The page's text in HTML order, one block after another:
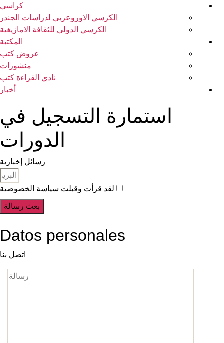
كراسي
الكرسي الاوروعربي لدراسات الجندر
الكرسي الدولي للثقافة الامازيغية
المكتبة
عروض كتب
منشورات
نادي القراءة كتب
أخبار
استمارة التسجيل في
الدورات
رسائل إخبارية
لقد قرأت وقبلت سياسة الخصوصية
بعث رسالة
Datos personales
اتصل بنا